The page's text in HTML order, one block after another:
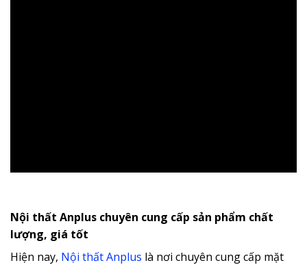
Nội thất Anplus chuyên cung cấp sản phẩm chất
lượng, giá tốt
Hiện nay, Nội thất Anplus là nơi chuyên cung cấp mặt